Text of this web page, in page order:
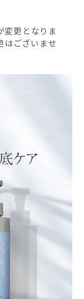
変更となりま
はございませ